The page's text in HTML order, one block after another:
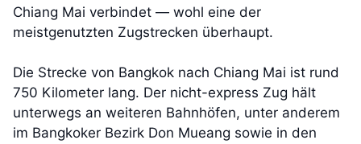
Chiang Mai verbindet — wohl eine der
meistgenutzten Zugstrecken überhaupt.
Die Strecke von Bangkok nach Chiang Mai ist rund
750 Kilometer lang. Der nicht-express Zug hält
unterwegs an weiteren Bahnhöfen, unter anderem
im Bangkoker Bezirk Don Mueang sowie in den